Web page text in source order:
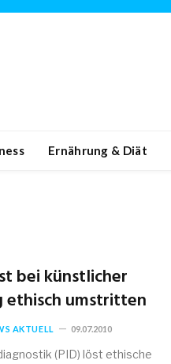
Ernährung & Diät
bei künstlicher
ethisch umstritten
AKTUELL 09.07.2010
(PID) löst ethische